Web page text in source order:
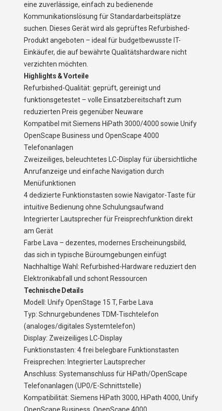
eine zuverlässige, einfach zu bedienende
Kommunikationslösung für Standardarbeitsplätze
suchen. Dieses Gerät wird als geprüftes Refurbished-
Produkt angeboten – ideal für budgetbewusste IT-
Einkäufer, die auf bewährte Qualitätshardware nicht
verzichten möchten.
Highlights & Vorteile
Refurbished-Qualität: geprüft, gereinigt und
funktionsgetestet – volle Einsatzbereitschaft zum
reduzierten Preis gegenüber Neuware
Kompatibel mit Siemens HiPath 3000/4000 sowie Unify
OpenScape Business und OpenScape 4000
Telefonanlagen
Zweizeiliges, beleuchtetes LC-Display für übersichtliche
Anrufanzeige und einfache Navigation durch
Menüfunktionen
4 dedizierte Funktionstasten sowie Navigator-Taste für
intuitive Bedienung ohne Schulungsaufwand
Integrierter Lautsprecher für Freisprechfunktion direkt
am Gerät
Farbe Lava – dezentes, modernes Erscheinungsbild,
das sich in typische Büroumgebungen einfügt
Nachhaltige Wahl: Refurbished-Hardware reduziert den
Elektronikabfall und schont Ressourcen
Technische Details
Modell: Unify OpenStage 15 T, Farbe Lava
Typ: Schnurgebundenes TDM-Tischtelefon
(analoges/digitales Systemtelefon)
Display: Zweizeiliges LC-Display
Funktionstasten: 4 frei belegbare Funktionstasten
Freisprechen: Integrierter Lautsprecher
Anschluss: Systemanschluss für HiPath/OpenScape
Telefonanlagen (UP0/E-Schnittstelle)
Kompatibilität: Siemens HiPath 3000, HiPath 4000, Unify